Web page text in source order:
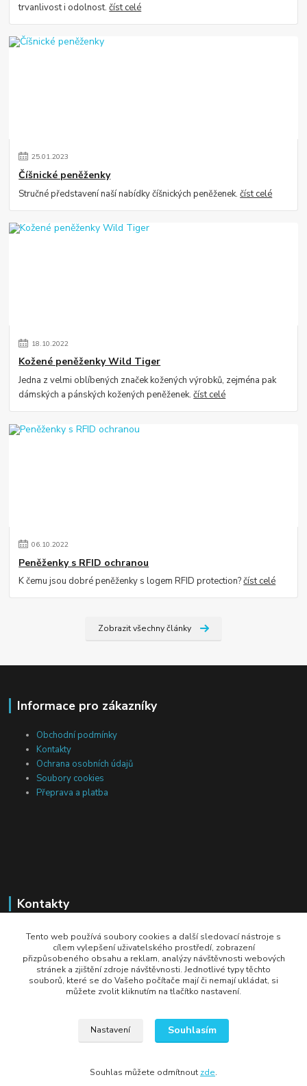
trvanlivost i odolnost.číst celé
25.01.2023
Číšnické peněženky
Stručné představení naší nabídky číšnických peněženek.číst celé
18.10.2022
Kožené peněženky Wild Tiger
Jedna z velmi oblíbených značek kožených výrobků, zejména pak
dámských a pánských kožených peněženek.číst celé
06.10.2022
Peněženky s RFID ochranou
K čemu jsou dobré peněženky s logem RFID protection?číst celé
Zobrazit všechny články
Informace pro zákazníky
Obchodní podmínky
Kontakty
Ochrana osobních údajů
Soubory cookies
Přeprava a platba
Kontakty
Michal Tranta
+420 777 217 687
(Po-Pá, 8-18 hod.)
info@dobryzbozi.cz
Tento web používá soubory cookies a další sledovací nástroje s
cílem vylepšení uživatelského prostředí, zobrazení
přizpůsobeného obsahu a reklam, analýzy návštěvnosti webových
stránek a zjištění zdroje návštěvnosti. Jednotlivé typy těchto
souborů, které se do Vašeho počítače mají či nemají ukládat, si
můžete zvolit kliknutím na tlačítko nastavení.
Nastavení Souhlasím
Souhlas můžete odmítnout zde.